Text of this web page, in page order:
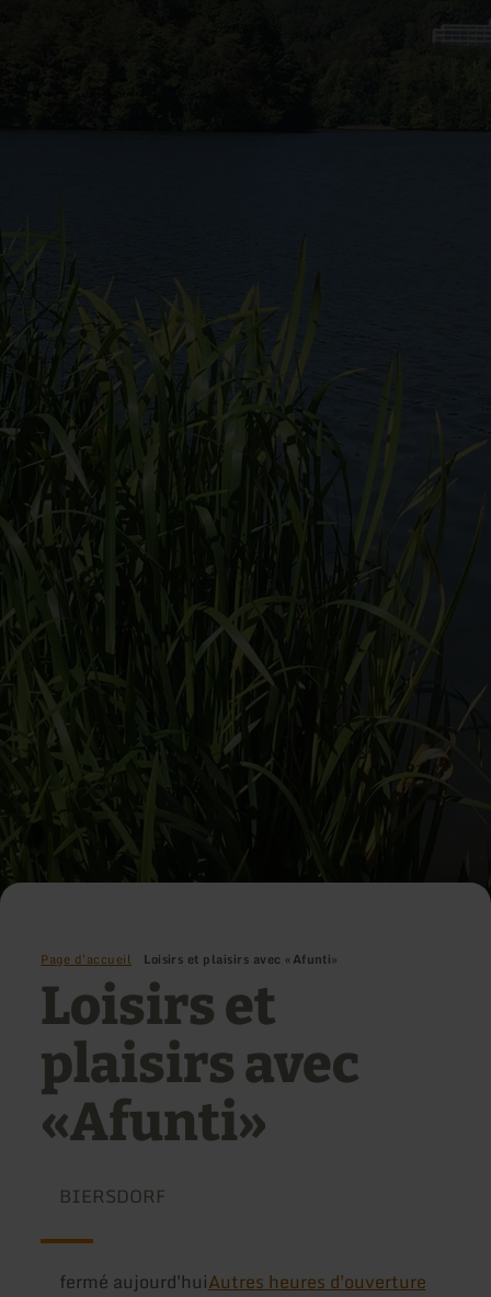
Page d'accueil Loisirs et plaisirs avec «Afunti»
Loisirs et
plaisirs avec
«Afunti»
BIERSDORF
fermé aujourd'huiAutres heures d'ouverture